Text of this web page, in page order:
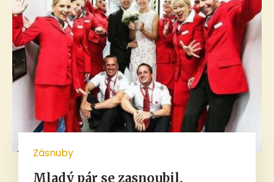
Zásnuby
Mladý pár se zasnoubil,